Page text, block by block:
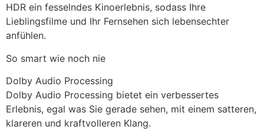
HDR ein fesselndes Kinoerlebnis, sodass Ihre
Lieblingsfilme und Ihr Fernsehen sich lebensechter
anfühlen.
So smart wie noch nie
Dolby Audio Processing
Dolby Audio Processing bietet ein verbessertes
Erlebnis, egal was Sie gerade sehen, mit einem satteren,
klareren und kraftvolleren Klang.